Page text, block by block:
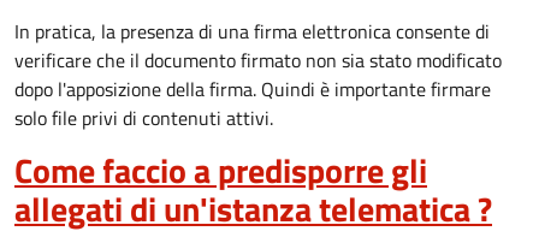
In pratica, la presenza di una firma elettronica consente di
verificare che il documento firmato non sia stato modificato
dopo l'apposizione della firma. Quindi è importante firmare
solo file privi di contenuti attivi.
Come faccio a predisporre gli
allegati di un'istanza telematica ?